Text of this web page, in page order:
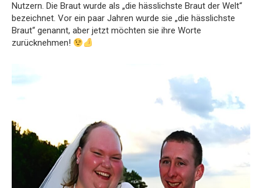
Nutzern. Die Braut wurde als „die hässlichste Braut der Welt“
bezeichnet. Vor ein paar Jahren wurde sie „die hässlichste
Braut“ genannt, aber jetzt möchten sie ihre Worte
zurücknehmen!